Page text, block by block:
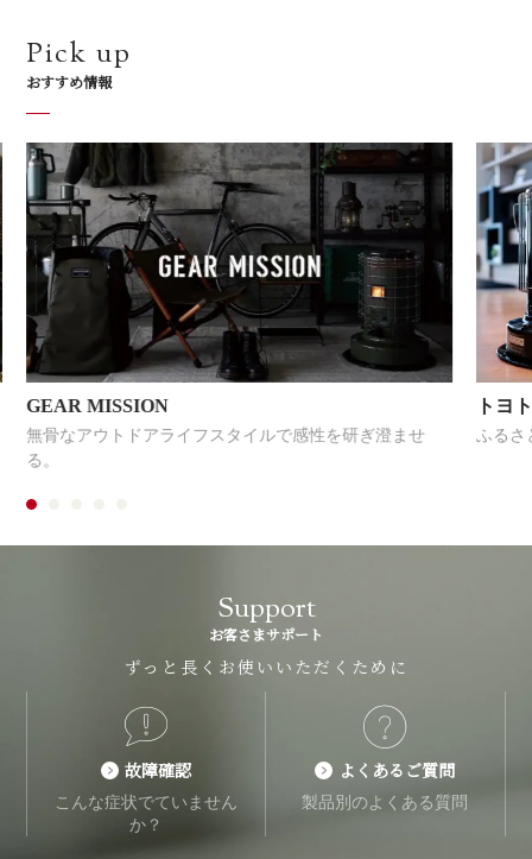
Pick up
おすすめ情報
GEAR MISSION
無骨なアウトドアライフスタイルで感性を研ぎ澄ませ
る。
トヨ
ふるさ
Support
お客さまサポート
ずっと長くお使いいただくために
故障確認
こんな症状でていません
か？
よくあるご質問
製品別のよくある質問